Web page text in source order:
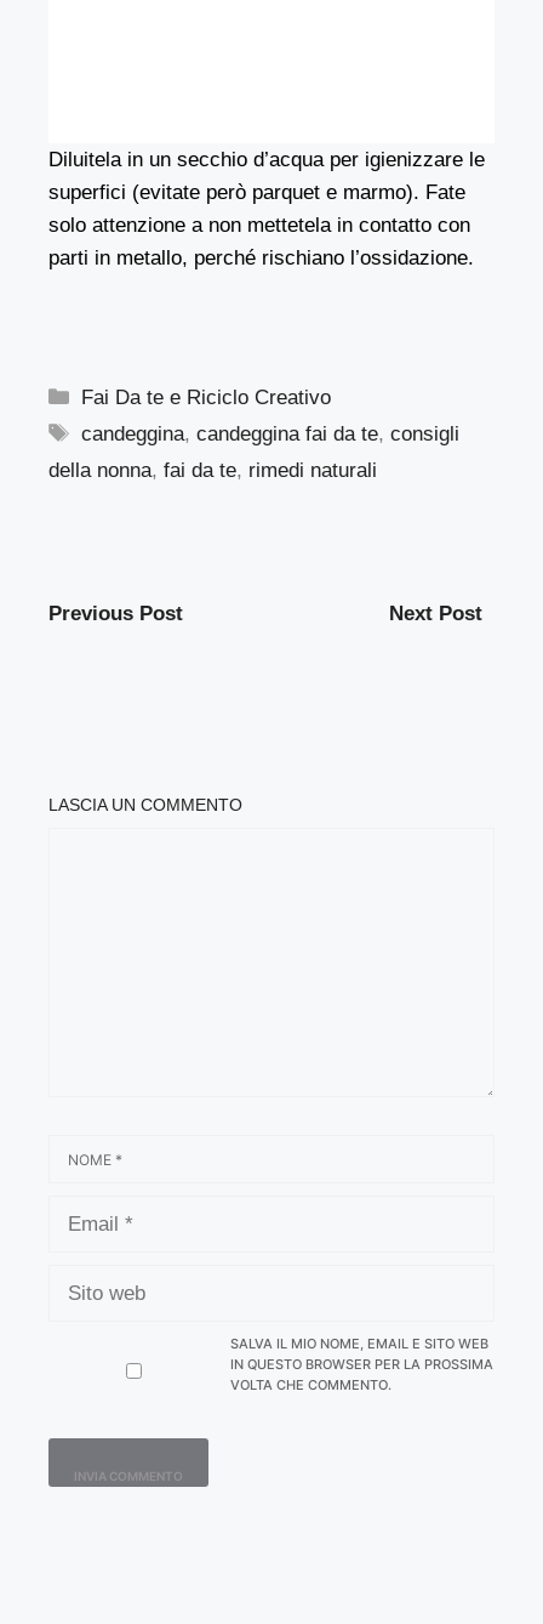
Diluitela in un secchio d’acqua per igienizzare le
superfici (evitate però parquet e marmo). Fate
solo attenzione a non mettetela in contatto con
parti in metallo, perché rischiano l’ossidazione.
Categorie
Fai Da te e Riciclo Creativo
Tag
candeggina,candeggina fai da te,consigli
della nonna, fai da te, rimedi naturali
Previous Post Next Post
LASCIA UN COMMENTO
WEB
SALVA IL MIO NOME, EMAIL E SITO WEB
IN QUESTO BROWSER PER LA PROSSIMA
VOLTA CHE COMMENTO.